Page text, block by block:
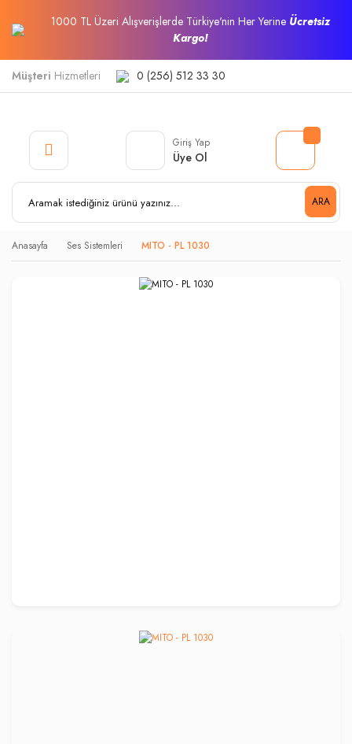
1000 TL Üzeri Alışverişlerde Türkiye'nin Her Yerine Ücretsiz
Kargo!
Müşteri Hizmetleri 0 (256) 512 33 30
ARA
Giriş Yap
Üye Ol
Anasayfa Ses Sistemleri MITO - PL 1030